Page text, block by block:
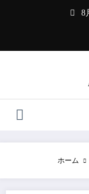
ツ
8
ホーム